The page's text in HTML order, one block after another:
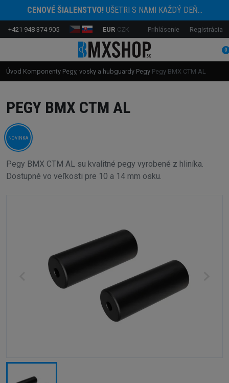
CENOVÉ ŠIALENSTVO!UŠETRI S NAMI KAŽDÝ DEŇ...
+421 948 374 905 EUR CZK Prihlásenie Registrácia
0
Úvod Komponenty Pegy, vosky a hubguardy Pegy Pegy BMX CTM AL
PEGY BMX CTM AL
NOVINKA
Pegy BMX CTM AL su kvalitné pegy vyrobené z hliníka.
Dostupné vo veľkosti pre 10 a 14 mm osku.